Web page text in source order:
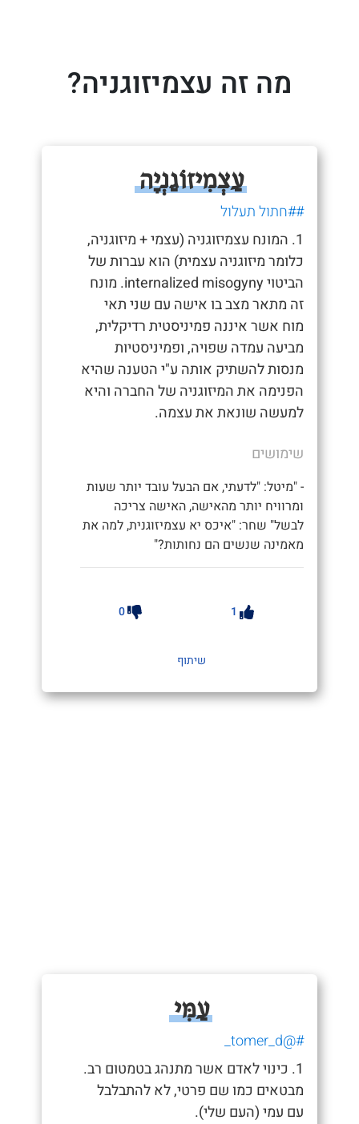
מה זה עצמיזוגניה?
עַצְמִיזוֹגַנְיָה
##חתול תעלול
1. המונח עצמיזוגניה (עצמי + מיזוגניה,
כלומר מיזוגניה עצמית) הוא עברות של
הביטוי internalized misogyny. מונח
זה מתאר מצב בו אישה עם שני תאי
מוח אשר איננה פמיניסטית רדיקלית,
מביעה עמדה שפויה, ופמיניסטיות
מנסות להשתיק אותה ע"י הטענה שהיא
הפנימה את המיזוגניה של החברה והיא
למעשה שונאת את עצמה.
שימושים
- "מיטל: "לדעתי, אם הבעל עובד יותר שעות
ומרוויח יותר מהאישה, האישה צריכה
לבשל" שחר: "איכס יא עצמיזוגנית, למה את
מאמינה שנשים הם נחותות?"
1
0
שיתוף
עַמִּי
#@tomer_d_
1. כינוי לאדם אשר מתנהג בטמטום רב.
מבטאים כמו שם פרטי, לא להתבלבל
עם עמי (העם שלי).